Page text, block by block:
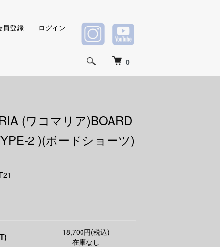
0
員登録 ログイン
(ワコマリア)BOARD
2 )(ボードショーツ)
18,700円(税込)
在庫なし